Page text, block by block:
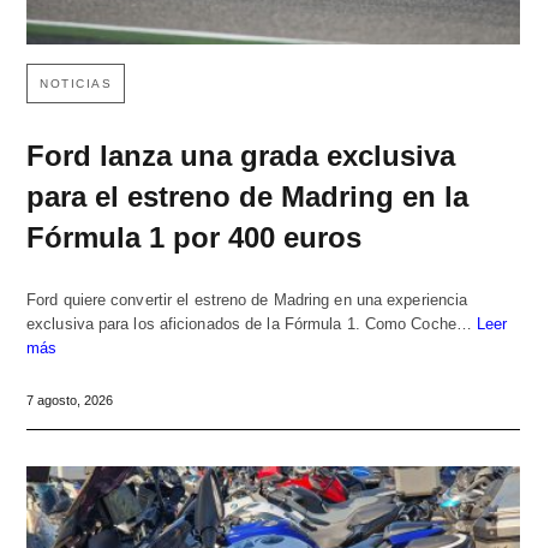
NOTICIAS
Ford lanza una grada exclusiva
para el estreno de Madring en la
Fórmula 1 por 400 euros
Ford quiere convertir el estreno de Madring en una experiencia
exclusiva para los aficionados de la Fórmula 1. Como Coche… Leer
más
7 agosto, 2026